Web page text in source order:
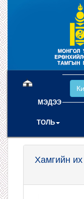
МЭДЭЭ
ТОЛЬ
Хамгийн